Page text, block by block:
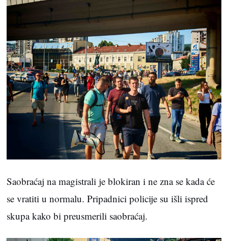
Saobraćaj na magistrali je blokiran i ne zna se kada će
se vratiti u normalu. Pripadnici policije su išli ispred
skupa kako bi preusmerili saobraćaj.